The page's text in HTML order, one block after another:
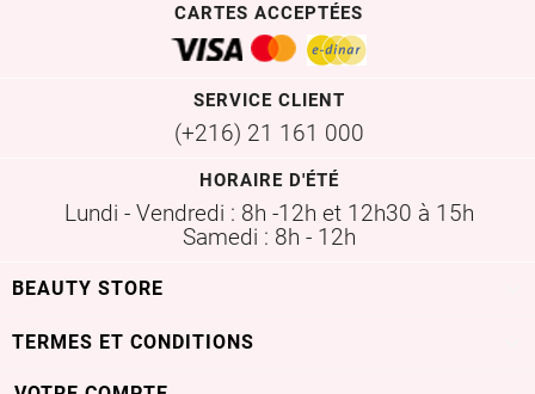
CARTES ACCEPTÉES
SERVICE CLIENT
(+216) 21 161 000
HORAIRE D'ÉTÉ
Lundi - Vendredi : 8h -12h et 12h30 à 15h
Samedi : 8h - 12h
BEAUTY STORE
TERMES ET CONDITIONS